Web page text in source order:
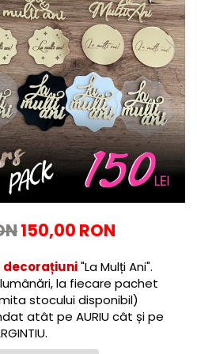
150,00 RON
decorațiuni"La Mulți Ani".
la fiecare pachet
stocului disponibil)
atât pe AURIU cât și pe